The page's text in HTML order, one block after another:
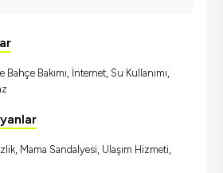
Bakımı, İnternet, Su Kullanımı,
Mama Sandalyesi, Ulaşım Hizmeti,